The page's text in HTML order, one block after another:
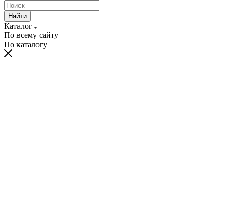
Найти
Каталог
По всему сайту
По каталогу